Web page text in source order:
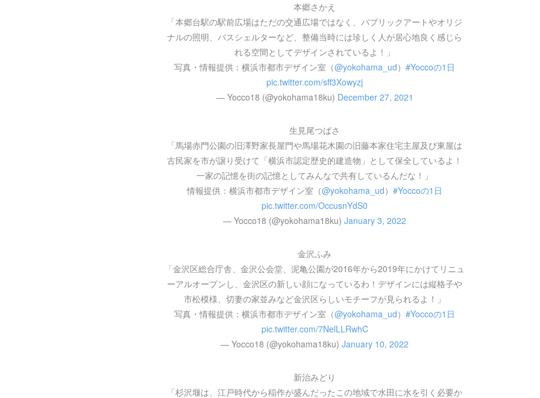
本郷さかえ
「本郷台駅の駅前広場はただの交通広場ではなく、パブリックアートやオリジ
ナルの照明、バスシェルターなど、整備当時には珍しく人が居心地良く感じら
れる空間としてデザインされているよ！」
写真・情報提供：横浜市都市デザイン室（@yokohama_ud） #Yoccoの1日
pic.twitter.com/sff3Xowyzj
— Yocco18 (@yokohama18ku) December 27, 2021
生見尾つばさ
「馬場赤門公園の旧澤野家長屋門や馬場花木園の旧藤本家住宅主屋及び東屋は
古民家を市が譲り受けて「横浜市認定歴史的建造物」として保全しているよ！
一家の記憶を街の記憶としてみんなで共有しているんだな！」
情報提供：横浜市都市デザイン室（@yokohama_ud） #Yoccoの1日
pic.twitter.com/OccusnYdS0
— Yocco18 (@yokohama18ku) January 3, 2022
金沢ふみ
「金沢区総合庁舎、金沢公会堂、泥亀公園が2016年から2019年にかけてリニュ
ーアルオープンし、金沢区の新しい顔になっているわ！デザインには縦格子や
市松模様、切妻の家並みなど金沢区らしいモチーフが見られるよ！」
写真・情報提供：横浜市都市デザイン室（@yokohama_ud） #Yoccoの1日
pic.twitter.com/7NelLLRwhC
— Yocco18 (@yokohama18ku) January 10, 2022
新治みどり
「杉沢堰は、江戸時代から稲作が盛んだったこの地域で水田に水を引く必要か